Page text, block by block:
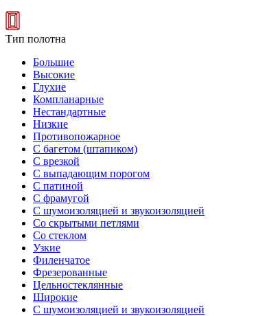
Тип полотна
Большие
Высокие
Глухие
Компланарные
Нестандартные
Низкие
Противопожарное
С багетом (штапиком)
С врезкой
С выпадающим порогом
С патиной
С фрамугой
С шумоизоляцией и звукоизоляцией
Со скрытыми петлями
Со стеклом
Узкие
Филенчатое
Фрезерованные
Цельностеклянные
Широкие
С шумоизоляцией и звукоизоляцией